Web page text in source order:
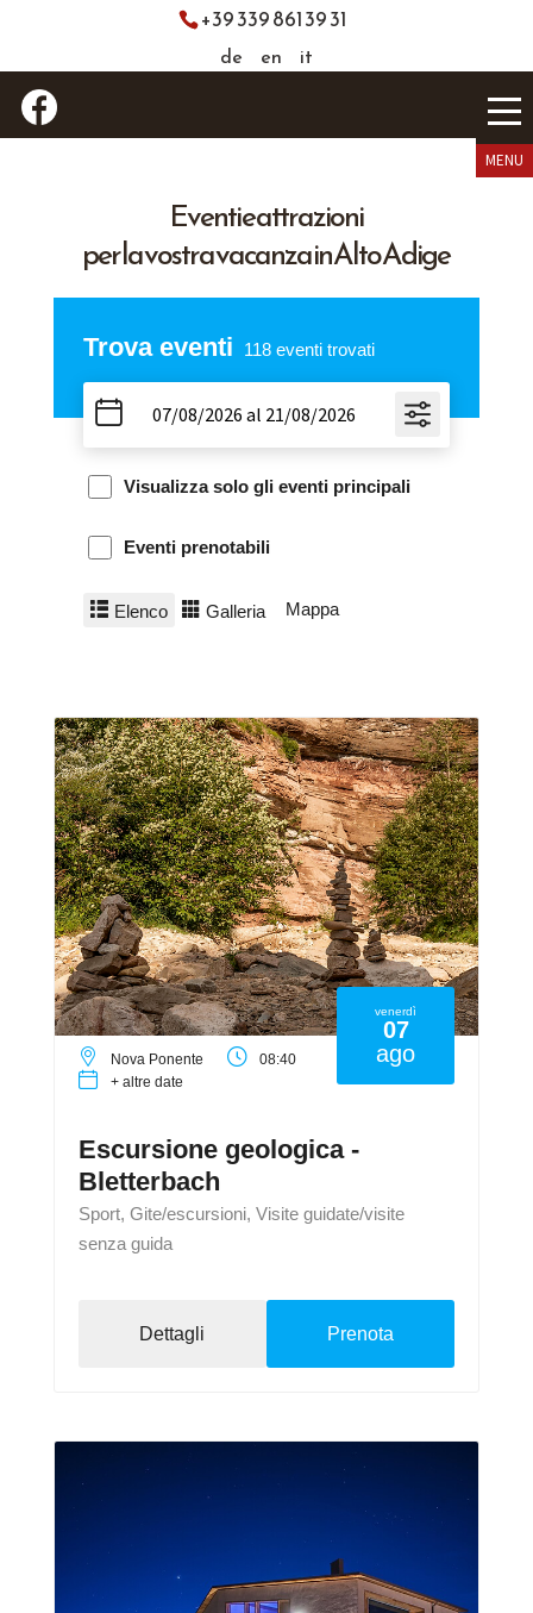
+39 339 861 39 31
de en it
Eventi e attrazioni
per la vostra vacanza in Alto Adige
Trova eventi 118eventi trovati
Visualizza solo gli eventi principali
Eventi prenotabili
Elenco Galleria Mappa
venerdì
07
ago
Nova Ponente
08:40
+ altre date
Escursione geologica -
Bletterbach
Sport, Gite/escursioni, Visite guidate/visite
senza guida
Dettagli Prenota